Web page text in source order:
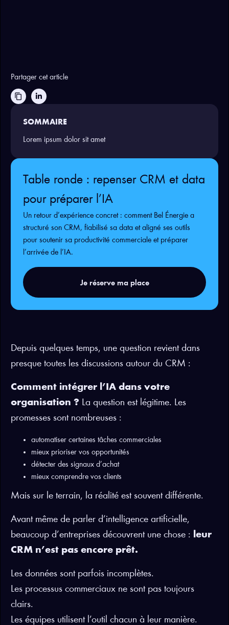
Partager cet article
content_copy
SOMMAIRE
Lorem ipsum dolor sit amet
Table ronde : repenser CRM et data
pour préparer l’IA
Un retour d’expérience concret : comment Bel Énergie a
structuré son CRM, fiabilisé sa data et aligné ses outils
pour soutenir sa productivité commerciale et préparer
l’arrivée de l’IA.
Je réserve ma place
Depuis quelques temps, une question revient dans
presque toutes les discussions autour du CRM :
Comment intégrer l’IA dans votre
organisation ? La question est légitime. Les
promesses sont nombreuses :
automatiser certaines tâches commerciales
mieux prioriser vos opportunités
détecter des signaux d’achat
mieux comprendre vos clients
Mais sur le terrain, la réalité est souvent différente.
Avant même de parler d’intelligence artificielle,
beaucoup d’entreprises découvrent une chose : leur
CRM n’est pas encore prêt.
Les données sont parfois incomplètes.
Les processus commerciaux ne sont pas toujours
clairs.
Les équipes utilisent l’outil chacun à leur manière.